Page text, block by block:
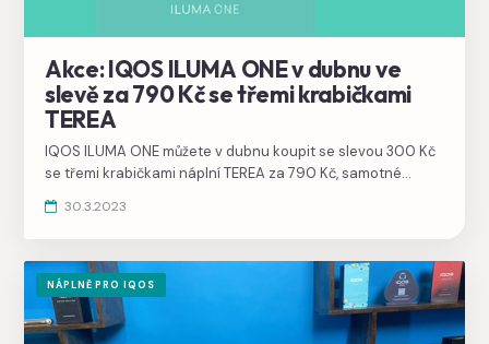
Akce: IQOS ILUMA ONE v dubnu ve
slevě za 790 Kč se třemi krabičkami
TEREA
IQOS ILUMA ONE můžete v dubnu koupit se slevou 300 Kč
se třemi krabičkami náplní TEREA za 790 Kč, samotné
30.3.2023
NÁPLNĚ PRO IQOS